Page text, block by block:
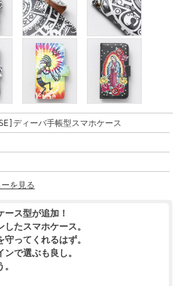
ディーバ手帳型スマホケース
を見る
ス型が追加！
たスマホケース。
ってくれるはず。
で選ぶも良し。